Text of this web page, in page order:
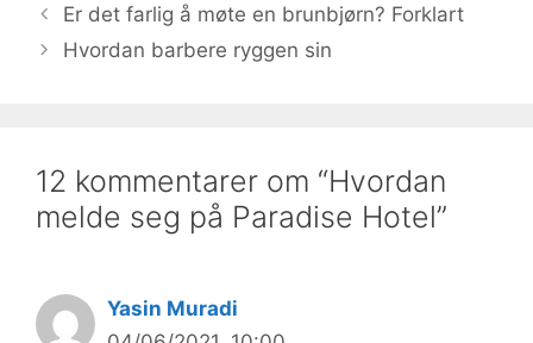
Er det farlig å møte en brunbjørn? Forklart
Hvordan barbere ryggen sin
12 kommentarer om “Hvordan
melde seg på Paradise Hotel”
Yasin Muradi